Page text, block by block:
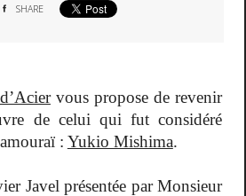
SHARE
vous propose de revenir
de celui qui fut considéré
: Yukio Mishima.
Javel présentée par Monsieur